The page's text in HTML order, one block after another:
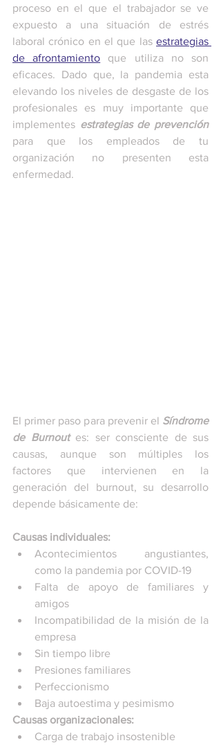
proceso en el que el trabajador se ve
expuesto a una situación de estrés
laboral crónico en el que las estrategias
de afrontamiento que utiliza no son
eficaces. Dado que, la pandemia esta
elevando los niveles de desgaste de los
profesionales es muy importante que
implementes estrategias de prevención
para que los empleados de tu
organización no presenten esta
enfermedad.
El primer paso para prevenir el Síndrome
de Burnout es: ser consciente de sus
causas, aunque son múltiples los
factores que intervienen en la
generación del burnout, su desarrollo
depende básicamente de:
Causas individuales:
Acontecimientos angustiantes,
como la pandemia por COVID-19
Falta de apoyo de familiares y
amigos
Incompatibilidad de la misión de la
empresa
Sin tiempo libre
Presiones familiares
Perfeccionismo
Baja autoestima y pesimismo
Causas organizacionales:
Carga de trabajo insostenible